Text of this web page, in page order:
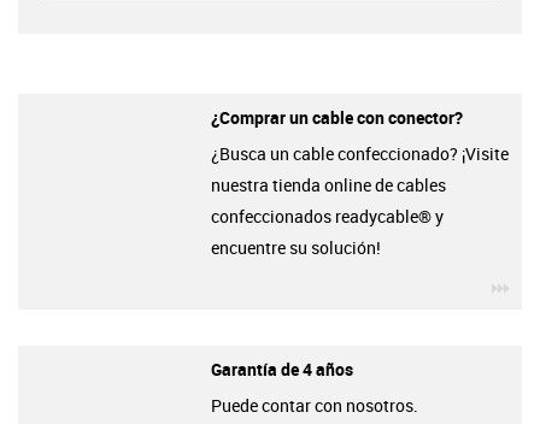
¿Comprar un cable con conector?
¿Busca un cable confeccionado? ¡Visite
nuestra tienda online de cables
confeccionados readycable® y
encuentre su solución!
Garantía de 4 años
Puede contar con nosotros.